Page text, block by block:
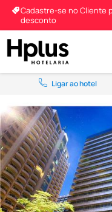
Cadastre-se no Cliente
desconto
Ligar ao hotel